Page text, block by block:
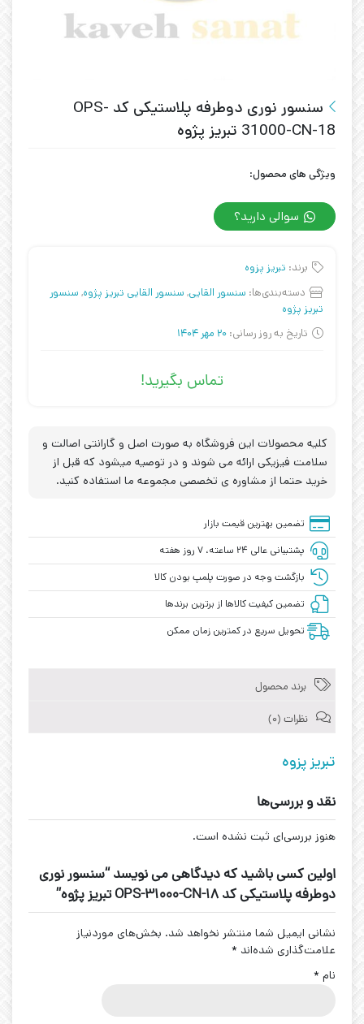
سنسور نوری دوطرفه پلاستیکی کد OPS-
31000-CN-18 تبریز پژوه
ویژگی های محصول:
سوالی دارید؟
برند: تبریز پزوه
دسته‌بندی‌ها: سنسور القایی, سنسور القایی تبریز پژوه, سنسور
تبریز پژوه
تاریخ به روز رسانی: 20 مهر 1404
تماس بگیرید!
کلیه محصولات این فروشگاه به صورت اصل و گارانتی اصالت و
سلامت فیزیکی ارائه می شوند و در توصیه میشود که قبل از
خرید حتما از مشاوره ی تخصصی مجموعه ما استفاده کنید.
تضمین بهترین قیمت بازار
پشتیبانی عالی ۲۴ ساعته، ۷ روز هفته
بازگشت وجه در صورت پلمپ بودن کالا
تضمین کیفیت کالاها از برترین برندها
تحویل سریع در کمترین زمان ممکن
برند محصول
نظرات (0)
تبریز پزوه
نقد و بررسی‌ها
هنوز بررسی‌ای ثبت نشده است.
اولین کسی باشید که دیدگاهی می نویسد “سنسور نوری
دوطرفه پلاستیکی کد OPS-31000-CN-18 تبریز پژوه”
نشانی ایمیل شما منتشر نخواهد شد. بخش‌های موردنیاز
علامت‌گذاری شده‌اند *
نام *